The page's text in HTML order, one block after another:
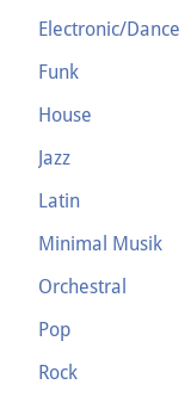
Electronic/Dance
Funk
House
Jazz
Latin
Minimal Musik
Orchestral
Pop
Rock